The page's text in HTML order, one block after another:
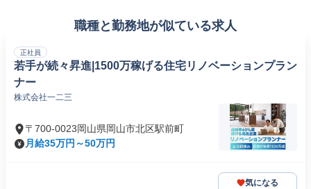
職種と勤務地が似ている求人
正社員
若手が続々昇進|1500万稼げる住宅リノベーションプラン
ナー
株式会社一二三
〒700-0023岡山県岡山市北区駅前町
月給35万円～50万円
気になる